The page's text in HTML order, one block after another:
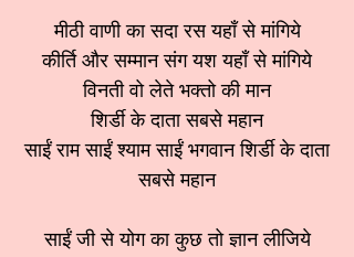
मीठी वाणी का सदा रस यहाँ से मांगिये
कीर्ति और सम्मान संग यश यहाँ से मांगिये
विनती वो लेते भक्तो की मान
शिर्डी के दाता सबसे महान
साईं राम साईं श्याम साईं भगवान शिर्डी के दाता
सबसे महान
साईं जी से योग का कुछ तो ज्ञान लीजिये